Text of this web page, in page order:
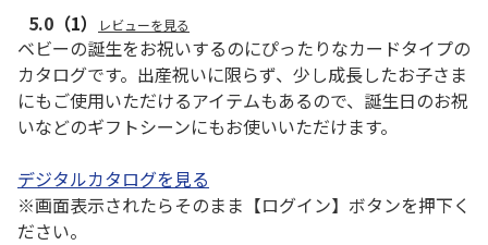
5.0 （1） レビューを見る
ベビーの誕生をお祝いするのにぴったりなカードタイプの
カタログです。出産祝いに限らず、少し成長したお子さま
にもご使用いただけるアイテムもあるので、誕生日のお祝
いなどのギフトシーンにもお使いいただけます。
デジタルカタログを見る
※画面表示されたらそのまま【ログイン】ボタンを押下く
ださい。